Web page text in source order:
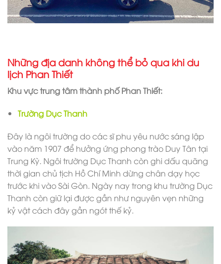
Những địa danh không thể bỏ qua khi du
lịch Phan Thiết
Khu vực trung tâm thành phố Phan Thiết:
Trường Dục Thanh
Đây là ngôi trường do các sĩ phu yêu nước sáng lập
vào năm 1907 để hưởng ứng phong trào Duy Tân tại
Trung Kỳ. Ngôi trường Dục Thanh còn ghi dấu quãng
thời gian chủ tịch Hồ Chí Minh dừng chân dạy học
trước khi vào Sài Gòn. Ngày nay trong khu trường Dục
Thanh còn giữ lại được gần như nguyên vẹn những
kỷ vật cách đây gần ngót thế kỷ.